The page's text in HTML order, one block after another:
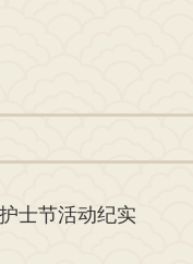
士节活动纪实